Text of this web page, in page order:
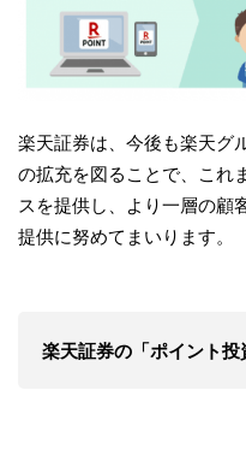
楽天証券は、今後も楽天グ
の拡充を図ることで、これ
スを提供し、より一層の顧
提供に努めてまいります。
楽天証券の「ポイント